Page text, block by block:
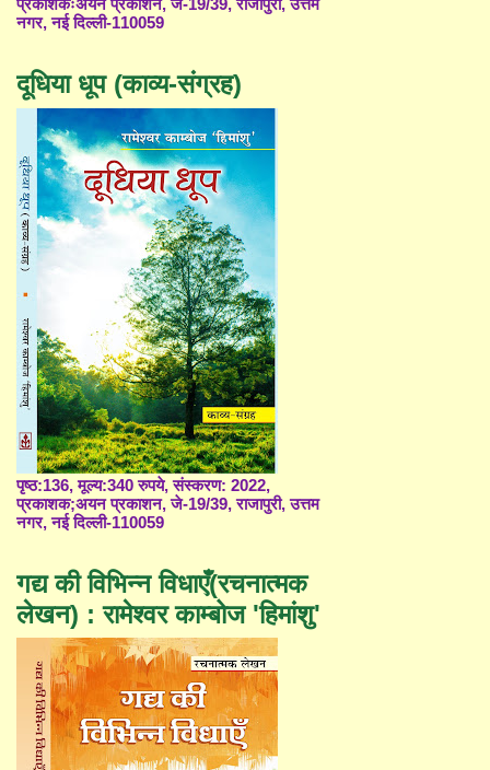
प्रकाशकःअयन प्रकाशन, जे-19/39, राजापुरी, उत्तम
नगर, नई दिल्ली-110059
दूधिया धूप (काव्य-संग्रह)
पृष्ठ:136, मूल्य:340 रुपये, संस्करण: 2022,
प्रकाशक;अयन प्रकाशन, जे-19/39, राजापुरी, उत्तम
नगर, नई दिल्ली-110059
गद्य की विभिन्न विधाएँ(रचनात्मक
लेखन) : रामेश्वर काम्बोज 'हिमांशु'